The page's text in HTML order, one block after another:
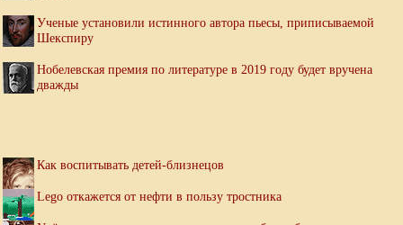
Ученые установили истинного автора пьесы, приписываемой
Шекспиру
Нобелевская премия по литературе в 2019 году будет вручена
дважды
Как воспитывать детей-близнецов
Lego откажется от нефти в пользу тростника